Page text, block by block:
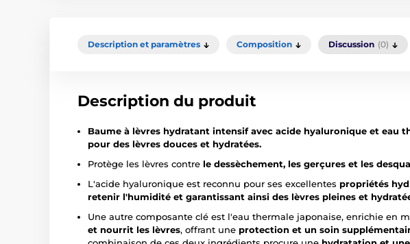
Description et paramètres Composition Discussion (0)
Description du produit
Baume à lèvres hydratant intensif avec acide hyaluronique et eau
pour des lèvres douces et hydratées.
Protège les lèvres contre le dessèchement, les gerçures et les
L'acide hyaluronique est reconnu pour ses excellentes propriétés
retenir l'humidité et garantissant ainsi des lèvres pleines et
Une autre composante clé est l'eau thermale japonaise, enrichie en
et nourrit les lèvres, offrant une protection et un soin